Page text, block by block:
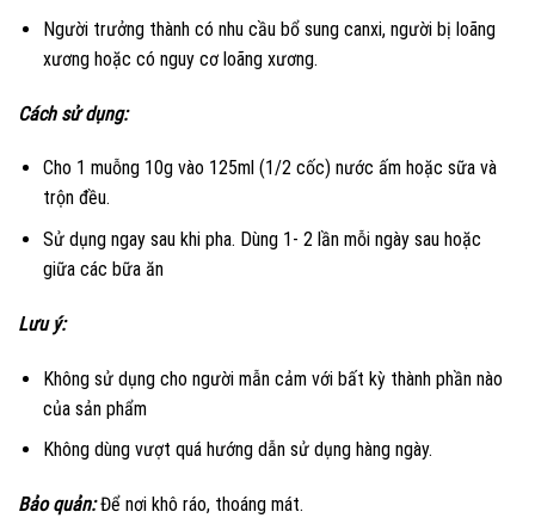
Người trưởng thành có nhu cầu bổ sung canxi, người bị loãng
xương hoặc có nguy cơ loãng xương.
Cách sử dụng:
Cho 1 muỗng 10g vào 125ml (1/2 cốc) nước ấm hoặc sữa và
trộn đều.
Sử dụng ngay sau khi pha. Dùng 1- 2 lần mỗi ngày sau hoặc
giữa các bữa ăn
Lưu ý:
Không sử dụng cho người mẫn cảm với bất kỳ thành phần nào
của sản phẩm
Không dùng vượt quá hướng dẫn sử dụng hàng ngày.
Bảo quản:Để nơi khô ráo, thoáng mát.